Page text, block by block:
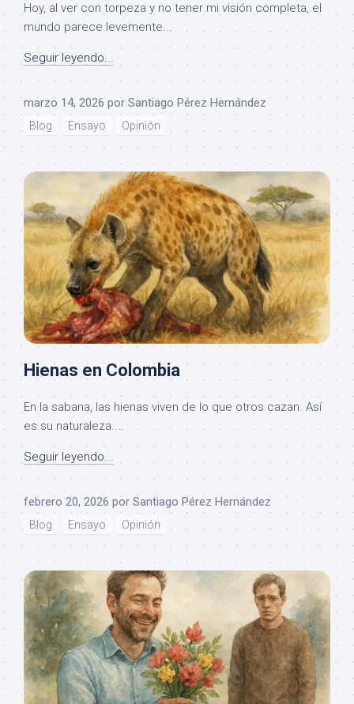
Hoy, al ver con torpeza y no tener mi visión completa, el
mundo parece levemente...
Seguir leyendo...
marzo 14, 2026 por Santiago Pérez Hernández
Blog Ensayo Opinión
Hienas en Colombia
En la sabana, las hienas viven de lo que otros cazan. Así
es su naturaleza....
Seguir leyendo...
febrero 20, 2026 por Santiago Pérez Hernández
Blog Ensayo Opinión